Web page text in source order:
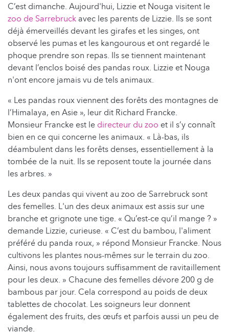
C’est dimanche. Aujourd'hui, Lizzie et Nouga visitent le
zoo de Sarrebruck avec les parents de Lizzie. Ils se sont
déjà émerveillés devant les girafes et les singes, ont
observé les pumas et les kangourous et ont regardé le
phoque prendre son repas. Ils se tiennent maintenant
devant l’enclos boisé des pandas roux. Lizzie et Nouga
n'ont encore jamais vu de tels animaux.
« Les pandas roux viennent des forêts des montagnes de
l’Himalaya, en Asie », leur dit Richard Francke.
Monsieur Francke est le directeur du zoo et il s’y connaît
bien en ce qui concerne les animaux. « Là-bas, ils
déambulent dans les forêts denses, essentiellement à la
tombée de la nuit. Ils se reposent toute la journée dans
les arbres. »
Les deux pandas qui vivent au zoo de Sarrebruck sont
des femelles. L'un des deux animaux est assis sur une
branche et grignote une tige. « Qu’est-ce qu’il mange ? »
demande Lizzie, curieuse. « C’est du bambou, l'aliment
préféré du panda roux, » répond Monsieur Francke. Nous
cultivons les plantes nous-mêmes sur le terrain du zoo.
Ainsi, nous avons toujours suffisamment de ravitaillement
pour les deux. » Chacune des femelles dévore 200 g de
bambous par jour. Cela correspond au poids de deux
tablettes de chocolat. Les soigneurs leur donnent
également des fruits, des œufs et parfois aussi un peu de
viande.